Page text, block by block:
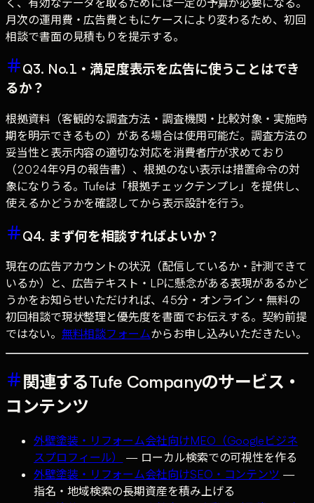
月次の運用費・広告費ともにケースにより変わるため、初回
相談で書面の見積もりを提示する。
Q3. No.1・満足度表示を広告に使うことはでき
るか？
根拠資料（客観的な調査方法・調査機関・比較対象・実施時
期を明示できるもの）がある場合は使用可能だ。調査方法の
妥当性と表示内容の適切な対応を消費者庁が求めており
（2024年9月の報告書）、根拠のない表示は措置命令の対
象になりうる。Tufeは「根拠チェックテンプレ」を提供し、
使えるかどうかを確認してから表示設計を行う。
Q4. まず何を相談すればよいか？
現在の広告アカウントの状況（配信しているか・計測できて
いるか）と、広告テキスト・LPに懸念がある表現があるかど
うかをお知らせいただければ、45分・オンライン・無料の
初回相談で現状整理と優先度を書面でお伝えする。契約前提
ではない。 無料相談フォームからお申し込みいただきたい。
関連するTufe Companyのサービス・
コンテンツ
外壁塗装・リフォーム会社向けMEO（Googleビジネ
スプロフィール）
— ローカル検索での可視性を作る
外壁塗装・リフォーム会社向けSEO・コンテンツ —
指名・地域検索の長期資産を積み上げる